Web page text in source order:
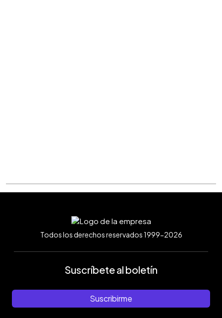
Todos los derechos reservados 1999-2026
Suscríbete al boletín
Suscribirme